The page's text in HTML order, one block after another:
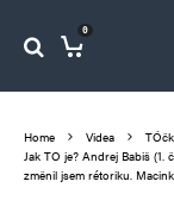
0
Home Videa
Jak TO je? Andrej Babiš (1.
změnil jsem rétoriku.